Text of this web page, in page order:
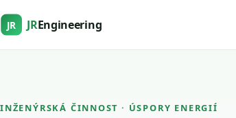
JR JREngineering
INŽENÝRSKÁ ČINNOST · ÚSPORY ENERGIÍ